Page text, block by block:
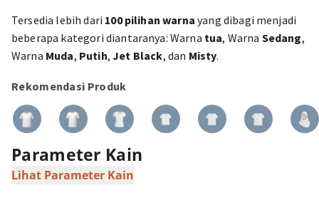
Tersedia lebih dari 100 pilihan warna yang dibagi menjadi
beberapa kategori diantaranya: Warna tua, Warna Sedang,
Warna Muda, Putih,Jet Black, dan Misty.
Rekomendasi Produk
Parameter Kain
Lihat Parameter Kain